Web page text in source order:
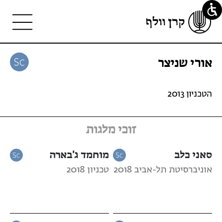
אורי שניצר
הטכניון 2013
זוכי מלגות
סאני כלב
אוניברסיטת תל-אביב 2018
מוחמד ג'בארה
טכניון 2018